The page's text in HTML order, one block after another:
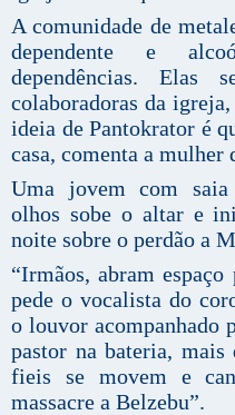
A comunidade de
dependente e
dependências. Elas
colaboradoras da
ideia de Pantokrator é
casa, comenta a
Uma jovem com saia
olhos sobe o altar e
noite sobre o perdão a
“Irmãos, abram
pede o vocalista do
o louvor acompanhado
pastor na bateria, mais
fieis se movem e
massacre a Belzebu”.